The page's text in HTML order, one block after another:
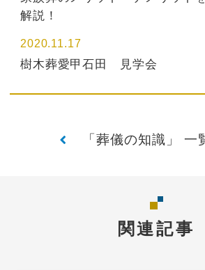
解説！
2020.11.17
樹木葬愛甲石田 見学会
「葬儀の知識」 一
関連記事